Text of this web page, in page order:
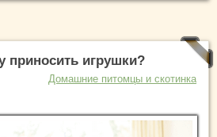
приносить игрушки?
Домашние питомцы и скотинка